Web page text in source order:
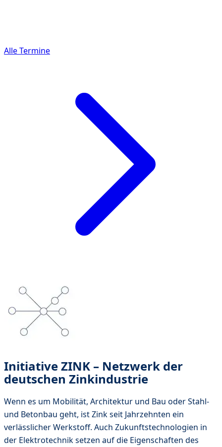
Alle Termine
Initiative ZINK – Netzwerk der
deutschen Zinkindustrie
Wenn es um Mobilität, Architektur und Bau oder Stahl-
und Betonbau geht, ist Zink seit Jahrzehnten ein
verlässlicher Werkstoff. Auch Zukunftstechnologien in
der Elektrotechnik setzen auf die Eigenschaften des